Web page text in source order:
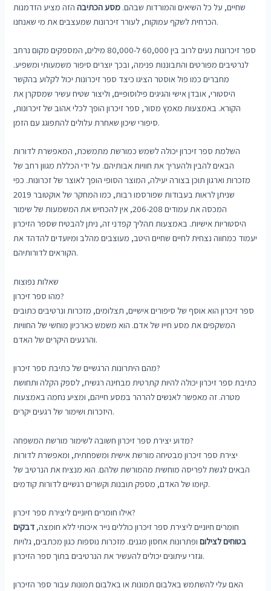
שחיים, על כל השיאים והמורדות שבהם. מסע הכתיבההזה מציע הזדמנות
הכרחית לשקף עמוקות, לעורר זיכרונות שמעצבים את מי שאנחנו.
ספר זיכרונות נעים לרוב בין 60,000 ל-80,000 מילים, המספקים מקום נרחב
לנרטיבים מפורטים והתבוננות פנימה, ובכך יוצרים סיפור משמעותי ומשפיע.
מחברים כמו פול אוסטר הציגו כיצד ספר זיכרונות יכול לקלוע בהקשר
היסטורי, אובדן אישי והגיגים פילוסופיים, וליצור שטיח עשיר שמסקרן את
הקורא. באמצעות מאמץ מסור, ספר זיכרון הופך לכלי אהוב של זיכרונות,
סיפורי שיכון שאחרת עלולים להתפוגג עם הזמן.
השלמת ספר זיכרון יכולה לשמש כמורשת מתמשכת, המאפשרת לדורות
הבאים להבין ולהעריך את חוויות אבותיהם. על ידי הכללת מגוון רחב של
מזכרות וארגון תוכן בצורה יעילה, המוצר הסופי הופך לאוצר של זכרונות. כפי
שניתן לראות בעבודות שפורסמו רבות, כמו המחקר של אוקטובר 2019
המכסה את עמודים 206-208, אין להכחיש את המשמעות של שימור
היסטוריות אישיות. באמצעות תהליך קפדני זה, ניתן להבטיח שספר הזיכרון
יעמוד כמחווה נצחית לחיים שחיים היטב, מעוצבים מהלב ומיועדים להדהד את
הקוראים לדורותיהם.
שאלות נפוצות
מהו ספר זיכרון?
ספר זיכרון הוא אוסף של סיפורים אישיים, תצלומים, מזכרות ונרטיבים כתובים
המשקפים את מסע חייו של אדם. הוא משמש כארכיון מוחשי של החוויות
והרגעים היקרים של האדם.
מהם היתרונות הרגשיים של כתיבת ספר זיכרון?
כתיבת ספר זיכרון יכולה להיות קתרטית מבחינה רגשית, לספק הקלה ותחושת
מטרה. זה מאפשר לאנשים להרהר במסע חייהם, ומציע נחמה באמצעות
היזכרות ושימור של רגעים יקרים.
מדוע יצירת ספר זיכרון חשובה לשימור מורשת המשפחה?
יצירת ספר זיכרון מבטיחה מורשת אישית ומשפחתית, ומאפשרת לדורות
הבאים לגשת לפריסה מוחשית מהמורשת שלהם. הוא מנציח את הנרטיב של
קיומו של האדם, מספק תובנות וקשרים רגשיים לדורות קודמים.
אילו חומרים חיוניים ליצירת ספר זיכרון?
חומרים חיוניים ליצירת ספר זיכרון כוללים נייר איכותי ללא חומצה, דבקים
בטוחים לצילוםופתרונות אחסון מגנים. מזכרות נוספות כגון מכתבים, גלויות
וגזרי עיתונים יכולים להעשיר את הנרטיבים בתוך ספר הזיכרון.
האם עלי להשתמש באלבום תמונות או באלבום תמונות עבור ספר הזיכרון